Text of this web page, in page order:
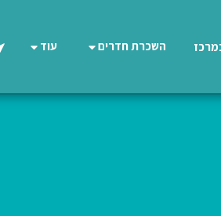
השכרת חדרים עוד